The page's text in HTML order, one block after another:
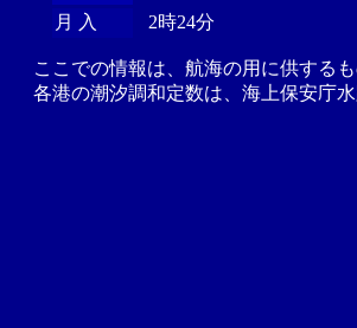
月 入
2時24分
ここでの情報は、航海の用に供する
各港の潮汐調和定数は、海上保安庁